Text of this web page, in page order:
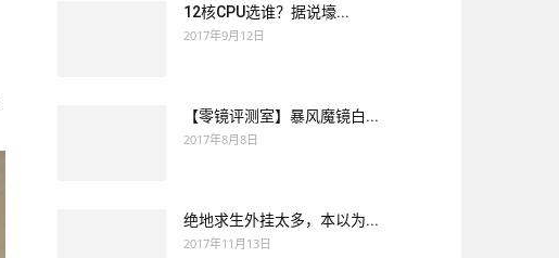
12核CPU选谁？据说壕...
2017年9月12日
【零镜评测室】暴风魔镜白...
2017年8月8日
绝地求生外挂太多，本以为...
2017年11月13日